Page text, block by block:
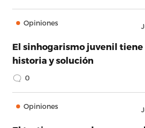
Opiniones
El sinhogarismo juvenil tiene
historia y solución
0
Opiniones